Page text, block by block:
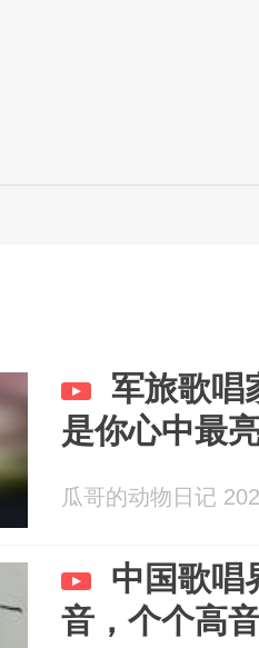
军旅歌唱
是你心中最
瓜哥的动物日记
中国歌唱
音，个个高